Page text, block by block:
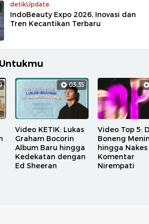
detikUpdate
IndoBeauty Expo 2026, Inovasi dan
Tren Kecantikan Terbaru
03:35
Video KETIK: Lukas
Graham Bocorin
Album Baru hingga
Kedekatan dengan
Ed Sheeran
Video Top 5:
Boneng
hingga Nakes
Komentar
Nirempati